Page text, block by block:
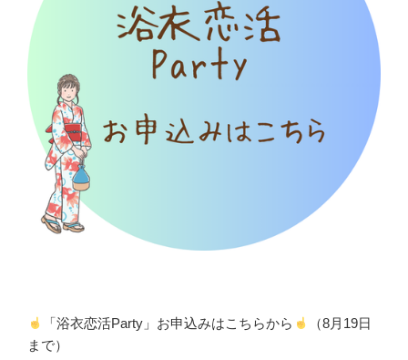
「浴衣恋活Party」お申込みはこちらから
（8月19日
まで）